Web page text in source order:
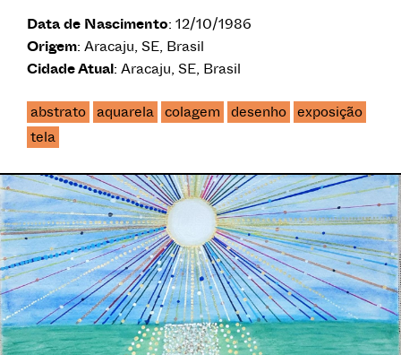
Data de Nascimento: 12/10/1986
Origem: Aracaju, SE, Brasil
Cidade Atual: Aracaju, SE, Brasil
abstrato aquarela colagem desenho exposição
tela